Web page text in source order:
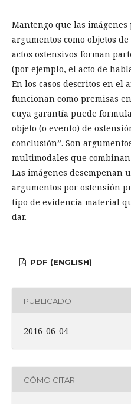
Mantengo que las
argumentos como objetos
actos ostensivos forman
(por ejemplo, el acto de
En los casos descritos en el
funcionan como premisas
cuya garantía puede
objeto (o evento) de
conclusión”. Son
multimodales que
Las imágenes desempeñan
argumentos por ostensión
tipo de evidencia material
dar.
PDF (ENGLISH)
PUBLICADO
2016-06-04
CÓMO CITAR